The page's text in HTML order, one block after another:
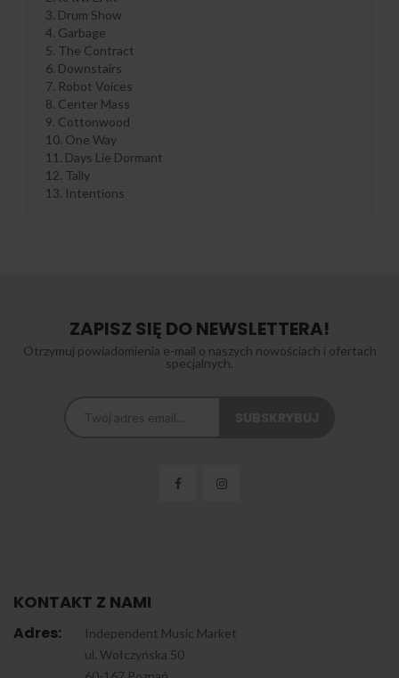
3. Drum Show
4. Garbage
5. The Contract
6. Downstairs
7. Robot Voices
8. Center Mass
9. Cottonwood
10. One Way
11. Days Lie Dormant
12. Tally
13. Intentions
ZAPISZ SIĘ DO NEWSLETTERA!
Otrzymuj powiadomienia e-mail o naszych nowościach i ofertach
specjalnych.
KONTAKT Z NAMI
Adres:
Independent Music Market
ul. Wołczyńska 50